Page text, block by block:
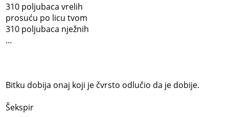
310 poljubaca vrelih
prosuću po licu tvom
310 poljubaca nježnih
...
Bitku dobija onaj koji je čvrsto odlučio da je dobije.
Šekspir